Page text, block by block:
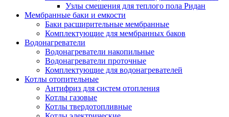
Узлы смешения для теплого пола Ридан
Мембранные баки и емкости
Баки расширительные мембранные
Комплектующие для мембранных баков
Водонагреватели
Водонагреватели накопильные
Водонагреватели проточные
Комплектующие для водонагревателей
Котлы отопительные
Антифриз для систем отопления
Котлы газовые
Котлы твердотопливные